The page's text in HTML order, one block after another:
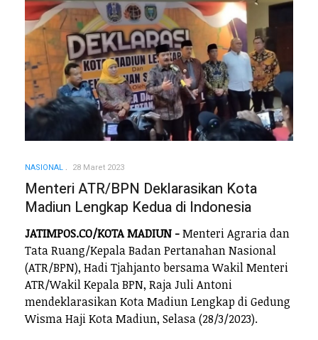
NASIONAL 28 Maret 2023
Menteri ATR/BPN Deklarasikan Kota
Madiun Lengkap Kedua di Indonesia
JATIMPOS.CO/KOTA MADIUN -Menteri Agraria dan
Tata Ruang/Kepala Badan Pertanahan Nasional
(ATR/BPN), Hadi Tjahjanto bersama Wakil Menteri
ATR/Wakil Kepala BPN, Raja Juli Antoni
mendeklarasikan Kota Madiun Lengkap di Gedung
Wisma Haji Kota Madiun, Selasa (28/3/2023).